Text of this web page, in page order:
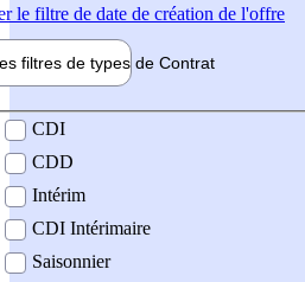
le filtre de date de création de l'offre
filtres de types de Contrat
contrat
CDI
CDD
Intérim
CDI Intérimaire
Saisonnier